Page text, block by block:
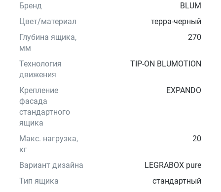
Бренд
BLUM
Цвет/материал
терра-черный
Глубина ящика,
мм
270
Технология
движения
TIP-ON BLUMOTION
Крепление
фасада
стандартного
ящика
EXPANDO
Макс. нагрузка,
кг
20
Вариант дизайна
LEGRABOX pure
Тип ящика
стандартный